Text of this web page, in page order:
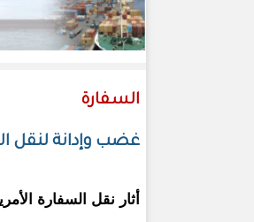
السفارة
غضب وإدانة لنقل
أثار نقل السفارة